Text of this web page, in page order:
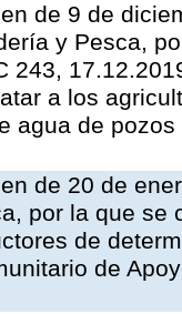
de 9 de
y Pesca,
243,
a los
agua de
de 20 de
por la que se
de
de